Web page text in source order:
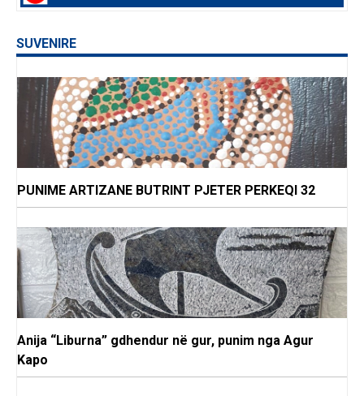
SUVENIRE
PUNIME ARTIZANE BUTRINT PJETER PERKEQI 32
Anija “Liburna” gdhendur në gur, punim nga Agur
Kapo